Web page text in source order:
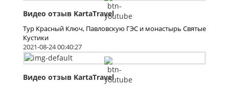
Видео отзыв KartaTravel
Тур Красный Ключ, Павловскую ГЭС и монастырь Святые
Кустики
2021-08-24 00:40:27
Видео отзыв KartaTravel